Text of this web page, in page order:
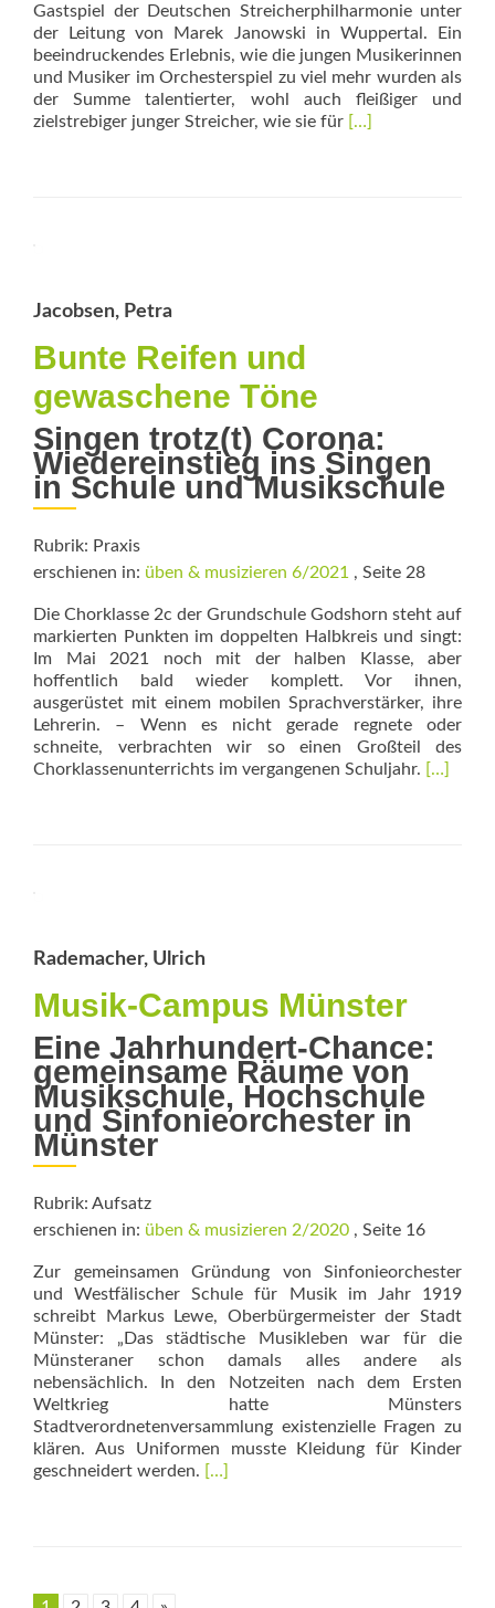
Gastspiel der Deutschen Streicherphilharmonie unter
der Leitung von Marek Janowski in Wuppertal. Ein
beeindruckendes Erlebnis, wie die jungen Musikerinnen
und Musiker im Orchesterspiel zu viel mehr wurden als
der Summe talentierter, wohl auch fleißiger und
zielstrebiger junger Streicher, wie sie für Read
[…]
Jacobsen, Petra
Bunte Reifen und
gewaschene Töne
Singen trotz(t) Corona:
Wiedereinstieg ins Singen
in Schule und Musikschule
Rubrik: Praxis
erschienen in: üben & musizieren 6/2021 , Seite 28
Die Chorklasse 2c der Grundschule Godshorn steht auf
markierten Punkten im doppelten Halbkreis und singt:
Im Mai 2021 noch mit der halben Klasse, aber
hoffentlich bald wieder komplett. Vor ihnen,
ausgerüstet mit einem mobilen Sprachverstärker, ihre
Lehrerin. – Wenn es nicht gerade regnete oder
schneite, verbrachten wir so einen Großteil des
Chorklassenunterrichts im vergangenen Schuljahr. Read
[…]
Rademacher, Ulrich
Musik-Campus Münster
Eine Jahrhundert-Chance:
gemeinsame Räume von
Musikschule, Hochschule
und Sinfonieorchester in
Münster
Rubrik: Aufsatz
erschienen in: üben & musizieren 2/2020 , Seite 16
Zur gemeinsamen Gründung von Sinfonieorchester
und Westfälischer Schule für Musik im Jahr 1919
schreibt Markus Lewe, Oberbürgermeister der Stadt
Münster: „Das städtische Musikleben war für die
Münsteraner schon damals alles andere als
nebensächlich. In den Notzeiten nach dem Ersten
Weltkrieg hatte Münsters
Stadtverordnetenversammlung existenzielle Fragen zu
klären. Aus Uniformen musste Kleidung für Kinder
geschneidert werden. Read
[…]